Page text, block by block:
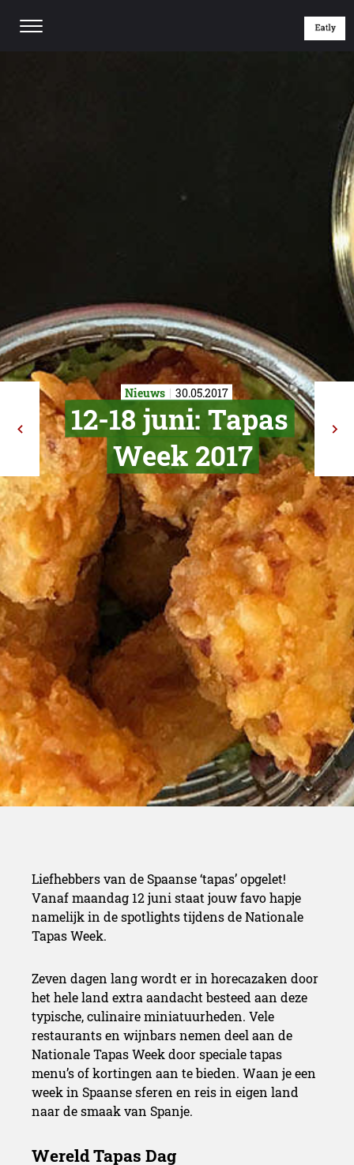
Nieuws 30.05.2017
12-18 juni:
Week
Liefhebbers van de Spaanse ‘tapas’ opgelet!
Vanaf maandag 12 juni staat jouw favo hapje
namelijk in de spotlights tijdens de Nationale
Tapas Week.
Zeven dagen lang wordt er in horecazaken door
het hele land extra aandacht besteed aan deze
typische, culinaire miniatuurheden. Vele
restaurants en wijnbars nemen deel aan de
Nationale Tapas Week door speciale tapas
menu’s of kortingen aan te bieden. Waan je een
week in Spaanse sferen en reis in eigen land
naar de smaak van Spanje.